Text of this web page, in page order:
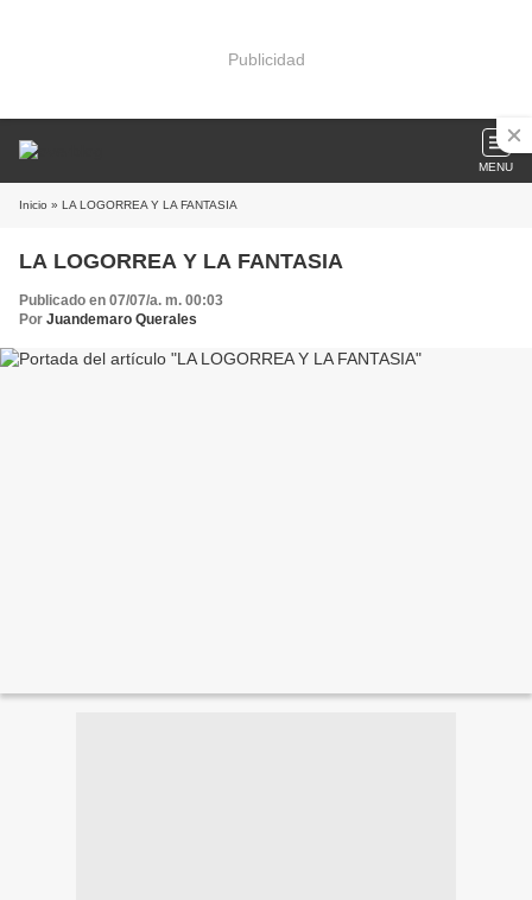
Publicidad
MENU
Inicio » LA LOGORREA Y LA FANTASIA
LA LOGORREA Y LA FANTASIA
Publicado en 07/07/a. m. 00:03
Por Juandemaro Querales